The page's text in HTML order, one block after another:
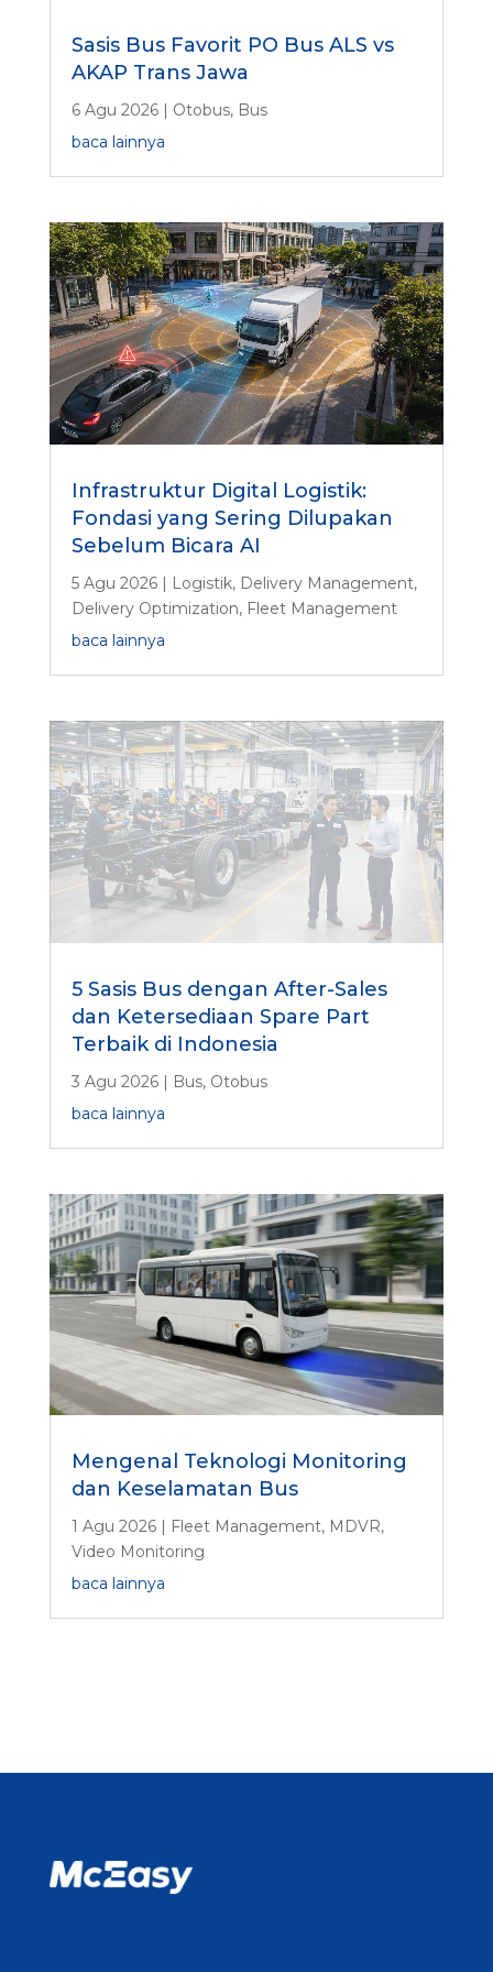
Sasis Bus Favorit PO Bus ALS vs
AKAP Trans Jawa
6 Agu 2026| Otobus, Bus
baca lainnya
Infrastruktur Digital Logistik:
Fondasi yang Sering Dilupakan
Sebelum Bicara AI
5 Agu 2026| Logistik, Delivery Management,
Delivery Optimization, Fleet Management
baca lainnya
5 Sasis Bus dengan After-Sales
dan Ketersediaan Spare Part
Terbaik di Indonesia
3 Agu 2026| Bus, Otobus
baca lainnya
Mengenal Teknologi Monitoring
dan Keselamatan Bus
1 Agu 2026| Fleet Management, MDVR,
Video Monitoring
baca lainnya